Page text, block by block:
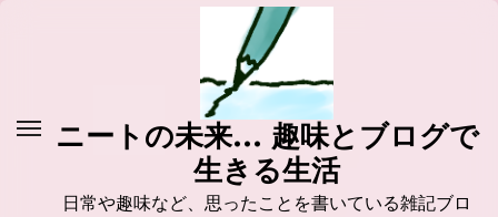
ニートの未来... 趣味とブログで
生きる生活
日常や趣味など、思ったことを書いている雑記ブロ